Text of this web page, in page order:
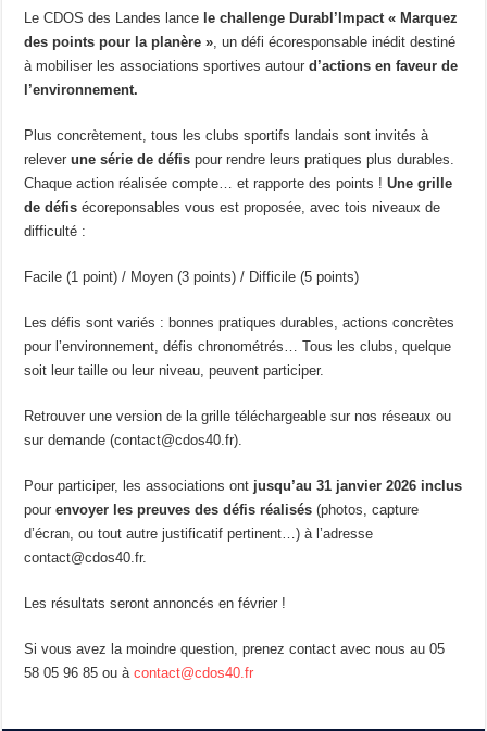
Le CDOS des Landes lance le challenge Durabl’Impact « Marquez
des points pour la planère », un défi écoresponsable inédit destiné
à mobiliser les associations sportives autourd’actions en faveur de
l’environnement.
Plus concrètement, tous les clubs sportifs landais sont invités à
releverune série de défis pour rendre leurs pratiques plus durables.
Chaque action réalisée compte… et rapporte des points !Une grille
de défis écoreponsables vous est proposée, avec tois niveaux de
difficulté :
Facile (1 point) / Moyen (3 points) / Difficile (5 points)
Les défis sont variés : bonnes pratiques durables, actions concrètes
pour l’environnement, défis chronométrés… Tous les clubs, quelque
soit leur taille ou leur niveau, peuvent participer.
Retrouver une version de la grille téléchargeable sur nos réseaux ou
sur demande (contact@cdos40.fr).
Pour participer, les associations ont jusqu’au 31 janvier 2026 inclus
pourenvoyer les preuves des défis réalisés (photos, capture
d’écran, ou tout autre justificatif pertinent…) à l’adresse
contact@cdos40.fr.
Les résultats seront annoncés en février !
Si vous avez la moindre question, prenez contact avec nous au 05
58 05 96 85 ou àcontact@cdos40.fr